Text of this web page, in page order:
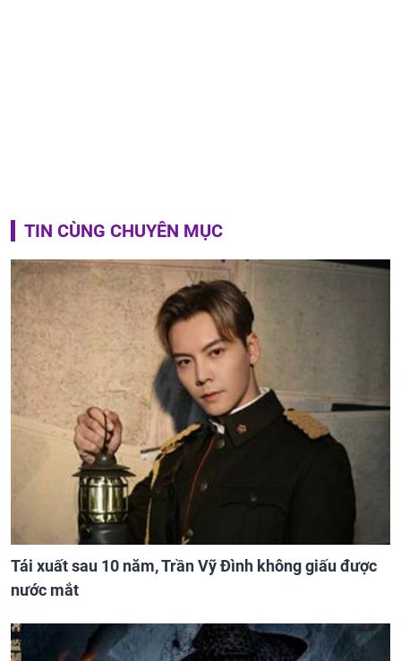
TIN CÙNG CHUYÊN MỤC
Tái xuất sau 10 năm, Trần Vỹ Đình không giấu được
nước mắt